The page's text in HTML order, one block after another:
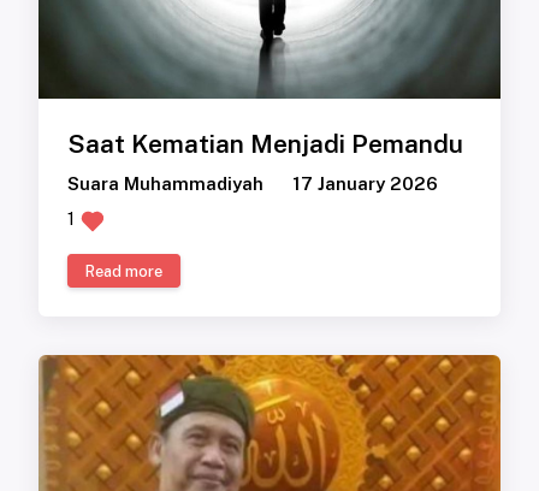
Saat Kematian Menjadi Pemandu
Suara Muhammadiyah
17 January 2026
1
Read more